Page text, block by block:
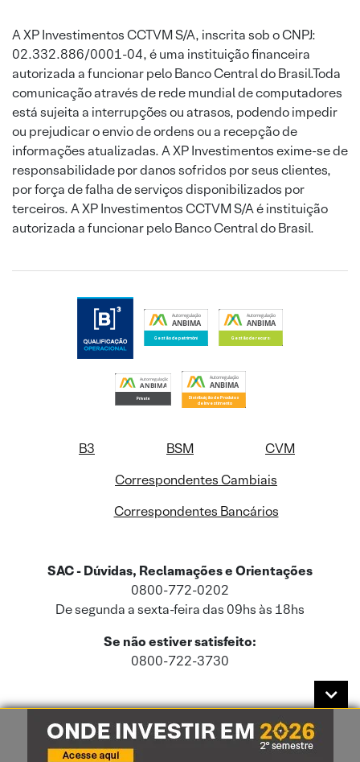
A XP Investimentos CCTVM S/A, inscrita sob o CNPJ:
02.332.886/0001-04, é uma instituição financeira
autorizada a funcionar pelo Banco Central do Brasil.Toda
comunicação através de rede mundial de computadores
está sujeita a interrupções ou atrasos, podendo impedir
ou prejudicar o envio de ordens ou a recepção de
informações atualizadas. A XP Investimentos exime-se de
responsabilidade por danos sofridos por seus clientes,
por força de falha de serviços disponibilizados por
terceiros. A XP Investimentos CCTVM S/A é instituição
autorizada a funcionar pelo Banco Central do Brasil.
B3 BSM
CVM
Correspondentes Cambiais
Correspondentes Bancários
SAC - Dúvidas, Reclamações e Orientações
0800-772-0202
De segunda a sexta-feira das 09hs às 18hs
Se não estiver satisfeito:
0800-722-3730
Este site usa cookies e dados pessoais de acordo com a nossaPolítica de
Cookies
e a nossaPolítica de Privacidade.